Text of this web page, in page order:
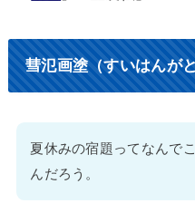
彗氾画塗（すいはんが
夏休みの宿題ってなんで
んだろう。